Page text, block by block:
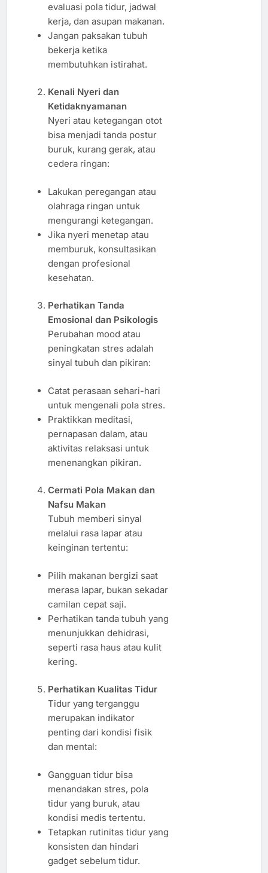
evaluasi pola tidur, jadwal
kerja, dan asupan makanan.
Jangan paksakan tubuh
bekerja ketika
membutuhkan istirahat.
Kenali Nyeri dan
Ketidaknyamanan
Nyeri atau ketegangan otot
bisa menjadi tanda postur
buruk, kurang gerak, atau
cedera ringan:
Lakukan peregangan atau
olahraga ringan untuk
mengurangi ketegangan.
Jika nyeri menetap atau
memburuk, konsultasikan
dengan profesional
kesehatan.
Perhatikan Tanda
Emosional dan Psikologis
Perubahan mood atau
peningkatan stres adalah
sinyal tubuh dan pikiran:
Catat perasaan sehari-hari
untuk mengenali pola stres.
Praktikkan meditasi,
pernapasan dalam, atau
aktivitas relaksasi untuk
menenangkan pikiran.
Cermati Pola Makan dan
Nafsu Makan
Tubuh memberi sinyal
melalui rasa lapar atau
keinginan tertentu:
Pilih makanan bergizi saat
merasa lapar, bukan sekadar
camilan cepat saji.
Perhatikan tanda tubuh yang
menunjukkan dehidrasi,
seperti rasa haus atau kulit
kering.
Perhatikan Kualitas Tidur
Tidur yang terganggu
merupakan indikator
penting dari kondisi fisik
dan mental:
Gangguan tidur bisa
menandakan stres, pola
tidur yang buruk, atau
kondisi medis tertentu.
Tetapkan rutinitas tidur yang
konsisten dan hindari
gadget sebelum tidur.